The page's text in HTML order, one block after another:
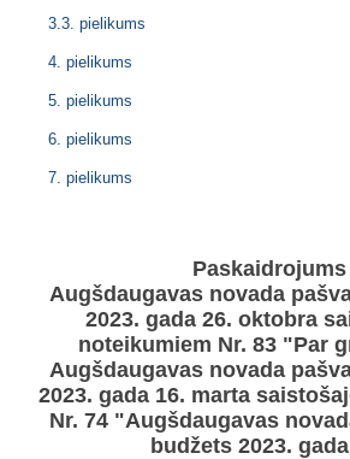
3.3. pielikums
4. pielikums
5. pielikums
6. pielikums
7. pielikums
Paskaidrojums
Augšdaugavas novada
2023. gada 26. oktobra
noteikumiem Nr. 83 "Par
Augšdaugavas novada
2023. gada 16. marta
Nr. 74 "Augšdaugavas
budžets 2023.